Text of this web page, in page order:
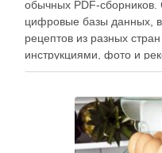
обычных PDF-
цифровые базы данных,
рецептов из разных
инструкциями, фото и
приготовлению. В
контент, расширять
функции. Ниже …